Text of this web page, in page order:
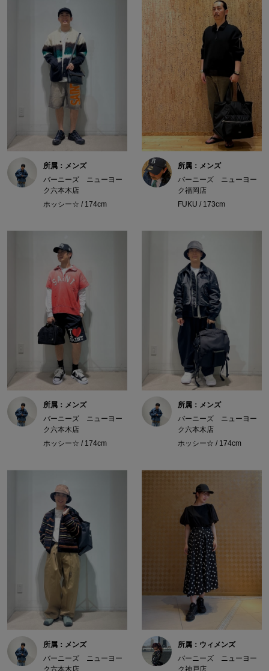
所属：メンズ
バーニーズ ニューヨー
ク六本木店
ホッシー☆ / 174cm
所属：メンズ
バーニーズ ニューヨー
ク福岡店
FUKU / 173cm
所属：メンズ
バーニーズ ニューヨー
ク六本木店
ホッシー☆ / 174cm
所属：メンズ
バーニーズ ニューヨー
ク六本木店
ホッシー☆ / 174cm
所属：メンズ
バーニーズ ニューヨー
ク六本木店
所属：ウィメンズ
バーニーズ ニューヨー
ク神戸店